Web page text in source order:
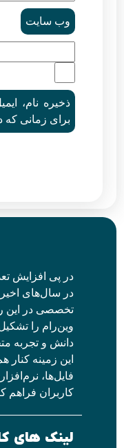
وب‌ سایت
ذخیره نام،
برای زمانی که
در پی افزایش
در سال‌های اخیر
تخصصی در این
وین‌رام را تشکیل
دانش و تجربه
این زمینه کنار
فایل‌ها،
کاربران فراهم
لینک های